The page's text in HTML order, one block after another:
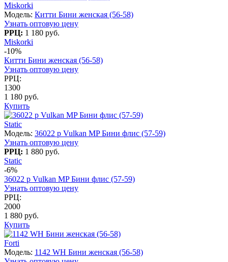
Miskorki
Модель: Китти Бини женская (56-58)
Узнать оптовую цену
РРЦ: 1 180 руб.
Miskorki
-10%
Китти Бини женская (56-58)
Узнать оптовую цену
РРЦ:
1300
1 180 руб.
Купить
Static
Модель: 36022 p Vulkan MP Бини флис (57-59)
Узнать оптовую цену
РРЦ: 1 880 руб.
Static
-6%
36022 p Vulkan MP Бини флис (57-59)
Узнать оптовую цену
РРЦ:
2000
1 880 руб.
Купить
Forti
Модель: 1142 WH Бини женская (56-58)